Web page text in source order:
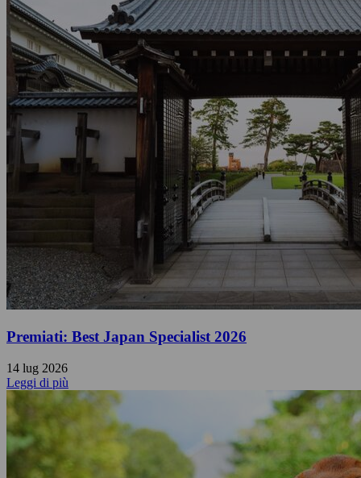
Premiati: Best Japan Specialist 2026
14 lug 2026
Leggi di più